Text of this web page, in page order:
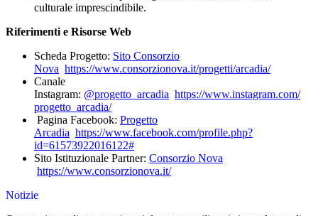
culturale imprescindibile.
Riferimenti e Risorse Web
Scheda Progetto: Sito Consorzio
Nova https://www.consorzionova.it/progetti/arcadia/
Canale
Instagram: @progetto_arcadia https://www.instagram.com/
progetto_arcadia/
Pagina Facebook: Progetto
Arcadia https://www.facebook.com/profile.php?
id=61573922016122#
Sito Istituzionale Partner: Consorzio Nova
https://www.consorzionova.it/
Notizie